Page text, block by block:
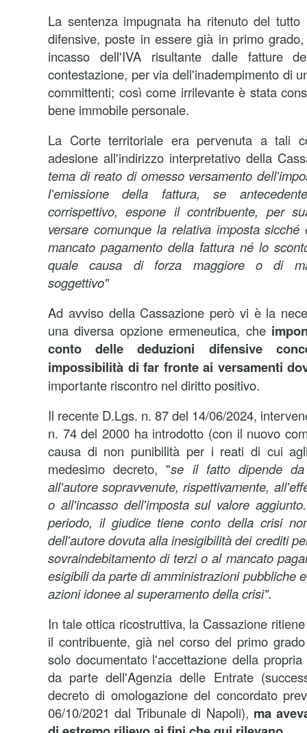
La sentenza impugnata ha ritenuto del tutto
difensive, poste in essere già in primo
incasso dell'IVA risultante dalle fatture
contestazione, per via dell'inadempimento di
committenti; così come irrilevante è stata
bene immobile personale.
La Corte territoriale era pervenuta a tali
adesione all'indirizzo interpretativo della
tema di reato di omesso versamento
l'emissione della fattura, se
corrispettivo, espone il contribuente, per
versare comunque la relativa imposta
mancato pagamento della fattura né lo
quale causa di forza maggiore o di
soggettivo"
Ad avviso della Cassazione però vi è la
una diversa opzione ermeneutica, che
conto delle deduzioni difensive
impossibilità di far fronte ai versamenti
importante riscontro nel diritto positivo.
Il recente D.Lgs. n. 87 del 14/06/2024,
n. 74 del 2000 ha introdotto (con il nuovo
causa di non punibilità per i reati di cui
medesimo decreto, "se il fatto dipende
all'autore sopravvenute, rispettivamente,
o all'incasso dell'imposta sul valore
periodo, il giudice tiene conto della crisi
dell'autore dovuta alla inesigibilità dei crediti
sovraindebitamento di terzi o al mancato
esigibili da parte di amministrazioni pubbliche
azioni idonee al superamento della crisi".
In tale ottica ricostruttiva, la Cassazione
il contribuente, già nel corso del primo
solo documentato l'accettazione della
da parte dell'Agenzia delle Entrate
decreto di omologazione del concordato
06/10/2021 dal Tribunale di Napoli), ma